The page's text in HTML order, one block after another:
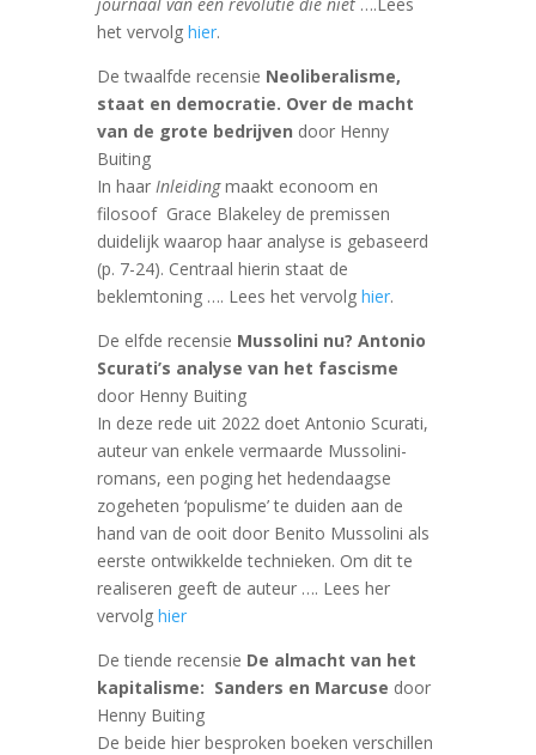
het vervolg hier.
De twaalfde recensie Neoliberalisme,
staat en democratie. Over de macht
van de grote bedrijven door Henny
Buiting
In haar Inleidingmaakt econoom en
filosoof Grace Blakeley de premissen
duidelijk waarop haar analyse is gebaseerd
(p. 7-24). Centraal hierin staat de
beklemtoning …. Lees het vervolghier.
De elfde recensie Mussolini nu? Antonio
Scurati’s analyse van het fascisme
door Henny Buiting
In deze rede uit 2022 doet Antonio Scurati,
auteur van enkele vermaarde Mussolini-
romans, een poging het hedendaagse
zogeheten ‘populisme’ te duiden aan de
hand van de ooit door Benito Mussolini als
eerste ontwikkelde technieken. Om dit te
realiseren geeft de auteur …. Lees her
vervolg hier
De tiende recensie De almacht van het
kapitalisme: Sanders en Marcuse door
Henny Buiting
De beide hier besproken boeken verschillen